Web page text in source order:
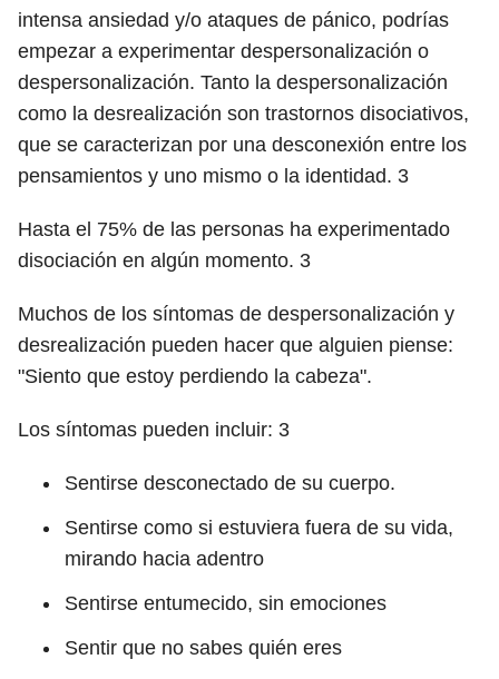
intensa ansiedad y/o ataques de pánico, podrías
empezar a experimentar despersonalización o
despersonalización. Tanto la despersonalización
como la desrealización son trastornos disociativos,
que se caracterizan por una desconexión entre los
pensamientos y uno mismo o la identidad. 3
Hasta el 75% de las personas ha experimentado
disociación en algún momento. 3
Muchos de los síntomas de despersonalización y
desrealización pueden hacer que alguien piense:
"Siento que estoy perdiendo la cabeza".
Los síntomas pueden incluir: 3
Sentirse desconectado de su cuerpo.
Sentirse como si estuviera fuera de su vida,
mirando hacia adentro
Sentirse entumecido, sin emociones
Sentir que no sabes quién eres